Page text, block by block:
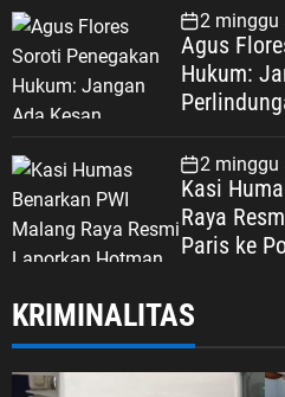
Keadilan
2 minggu
Agus
Hukum:
2 minggu
Kasi
Raya
Paris ke
KRIMINALITAS